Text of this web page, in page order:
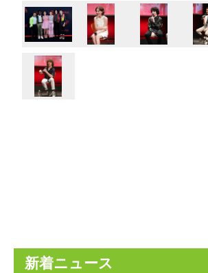
新着ニュース